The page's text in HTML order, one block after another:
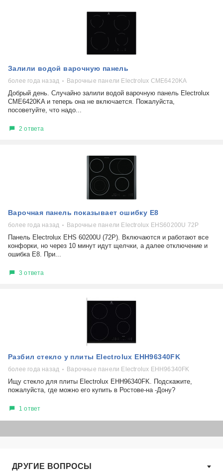
Залили водой варочную панель
более года назад Варочные панели Electrolux CME6420KA
Добрый день. Случайно залили водой варочную панель Electrolux
CME6420KA и теперь она не включается. Пожалуйста,
посоветуйте, что надо...
2 ответа
Варочная панель показывает ошибку Е8
более года назад Варочные панели Electrolux EHS60200U 72P
Панель Electrolux EHS 60200U (72Р). Включаются и работают все
конфорки, но через 10 минут идут щелчки, а далее отключение и
ошибка Е8. При...
3 ответа
Разбил стекло у плиты Electrolux EHH96340FK
более года назад Варочные панели Electrolux EHH96340FK
Ищу стекло для плиты Electrolux EHH96340FK. Подскажите,
пожалуйста, где можно его купить в Ростове-на -Дону?
1 ответ
ДРУГИЕ ВОПРОСЫ